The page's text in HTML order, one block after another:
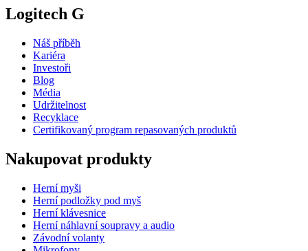
Logitech G
Náš příběh
Kariéra
Investoři
Blog
Média
Udržitelnost
Recyklace
Certifikovaný program repasovaných produktů
Nakupovat produkty
Herní myši
Herní podložky pod myš
Herní klávesnice
Herní náhlavní soupravy a audio
Závodní volanty